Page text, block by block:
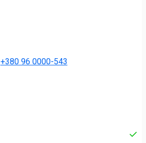
+380 96 0000-543